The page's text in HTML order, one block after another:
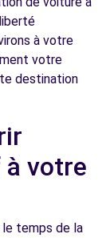
13.2
km
km
à votre
votre
destination
à votre
temps de la